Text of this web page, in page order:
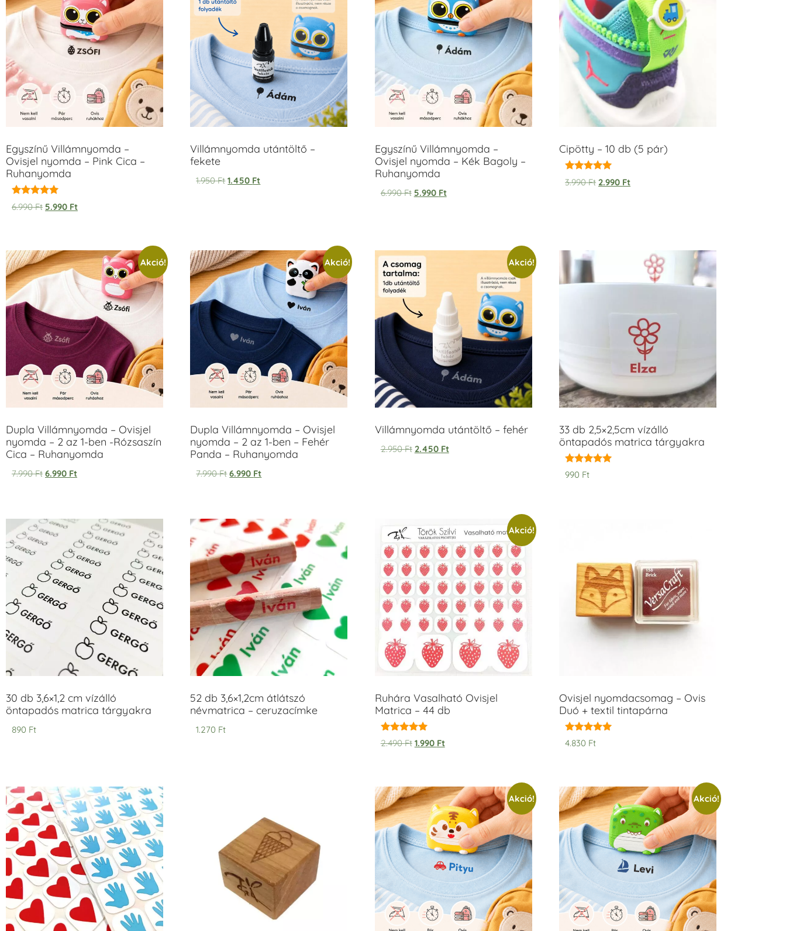
Egyszínű Villámnyomda –
Ovisjel nyomda – Pink Cica –
Ruhanyomda
Értékelés:
5.00
6.990Ft 5.990 Ft
Villámnyomda utántöltő –
fekete
1.950Ft 1.450 Ft
Egyszínű Villámnyomda –
Ovisjel nyomda – Kék Bagoly –
Ruhanyomda
6.990Ft 5.990 Ft
Cipötty – 10 db (5 pár)
Értékelés:
5.00
3.990Ft 2.990 Ft
Akció!
Dupla Villámnyomda – Ovisjel
nyomda – 2 az 1-ben -Rózsaszín
Cica – Ruhanyomda
7.990Ft 6.990 Ft
Akció!
Dupla Villámnyomda – Ovisjel
nyomda – 2 az 1-ben – Fehér
Panda – Ruhanyomda
7.990Ft 6.990 Ft
Akció!
Villámnyomda utántöltő – fehér
2.950Ft 2.450 Ft
33 db 2,5×2,5cm vízálló
öntapadós matrica tárgyakra
Értékelés:
5.00
990 Ft
30 db 3,6×1,2 cm vízálló
öntapadós matrica tárgyakra
890 Ft
52 db 3,6×1,2cm átlátszó
névmatrica – ceruzacímke
1.270 Ft
Akció!
Ruhára Vasalható Ovisjel
Matrica – 44 db
Értékelés:
5.00
2.490Ft 1.990 Ft
Ovisjel nyomdacsomag – Ovis
Duó + textil tintapárna
Értékelés:
5.00
4.830 Ft
Akció! Akció!